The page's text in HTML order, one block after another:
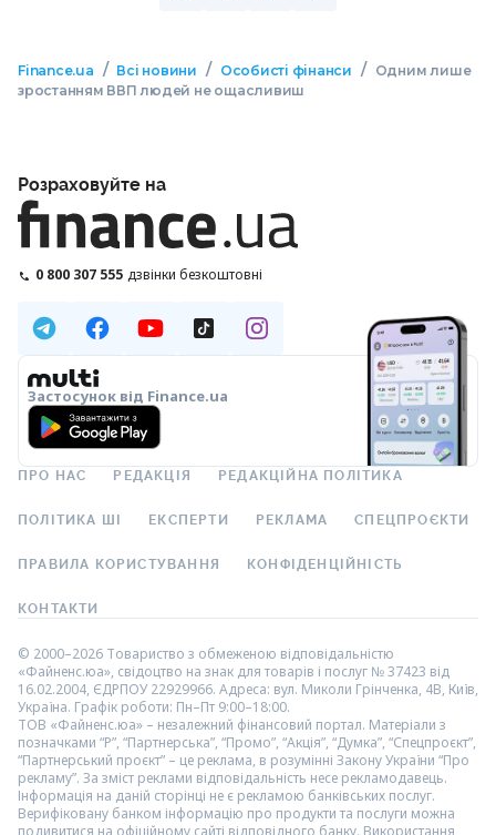
Finance.ua / Всі новини / Особисті фінанси /
Одним лише
зростанням ВВП людей не ощасливиш
Розраховуйте на
0 800 307 555 дзвінки безкоштовні
Застосунок від Finance.ua
ПРО НАС РЕДАКЦІЯ РЕДАКЦІЙНА ПОЛІТИКА
ПОЛІТИКА ШІ ЕКСПЕРТИ РЕКЛАМА СПЕЦПРОЄКТИ
ПРАВИЛА КОРИСТУВАННЯ КОНФІДЕНЦІЙНІСТЬ
КОНТАКТИ
© 2000–2026 Товариство з обмеженою відповідальністю
«Файненс.юа», свідоцтво на знак для товарів і послуг № 37423 від
16.02.2004, ЄДРПОУ 22929966. Адреса: вул. Миколи Грінченка, 4В, Київ,
Україна. Графік роботи: Пн–Пт 9:00–18:00.
ТОВ «Файненс.юа» – незалежний фінансовий портал. Матеріали з
позначками “Р”, “Партнерська”, “Промо”, “Акція”, “Думка”, “Спецпроєкт”,
“Партнерський проєкт” – це реклама, в розумінні Закону України “Про
рекламу”. За зміст реклами відповідальність несе рекламодавець.
Інформація на даній сторінці не є рекламою банківських послуг.
Верифіковану банком інформацію про продукти та послуги можна
подивитися на офіційному сайті відповідного банку. Використання